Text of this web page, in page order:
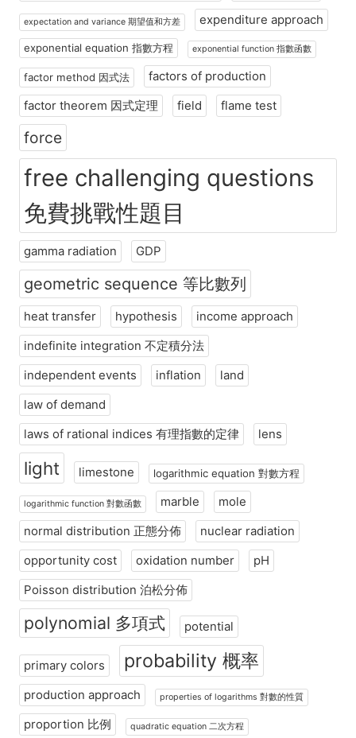
expectation and variance 期望值和方差 expenditure approach
exponential equation 指數方程 exponential function 指數函數
factor method 因式法
factors of production
factor theorem 因式定理
field flame test
force
free challenging questions
免費挑戰性題目
gamma radiation GDP
geometric sequence 等比數列
heat transfer hypothesis
income approach
indefinite integration 不定積分法
independent events
inflation
land
law of demand
laws of rational indices 有理指數的定律
lens
light limestone logarithmic equation 對數方程
logarithmic function 對數函數 marble
mole
normal distribution 正態分佈
nuclear radiation
opportunity cost
oxidation number
pH
Poisson distribution 泊松分佈
polynomial 多項式 potential
primary colors probability 概率
production approach properties of logarithms 對數的性質
proportion 比例 quadratic equation 二次方程